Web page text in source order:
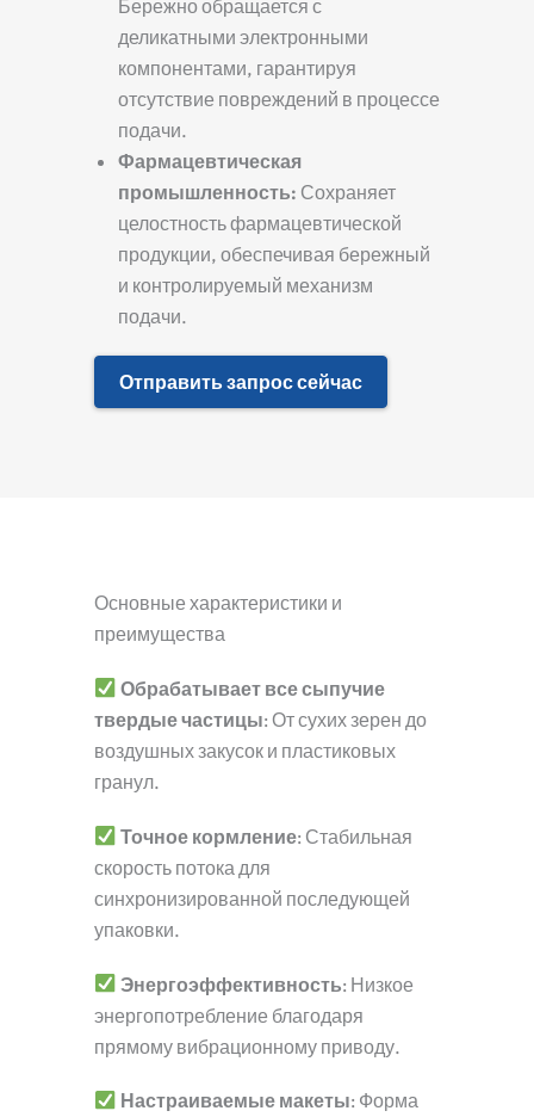
Бережно обращается с
деликатными электронными
компонентами, гарантируя
отсутствие повреждений в процессе
подачи.
Фармацевтическая
промышленность: Сохраняет
целостность фармацевтической
продукции, обеспечивая бережный
и контролируемый механизм
подачи.
Отправить запрос сейчас
Основные характеристики и
преимущества
Обрабатывает все сыпучие
твердые частицы: От сухих зерен до
воздушных закусок и пластиковых
гранул.
Точное кормление: Стабильная
скорость потока для
синхронизированной последующей
упаковки.
Энергоэффективность: Низкое
энергопотребление благодаря
прямому вибрационному приводу.
Настраиваемые макеты: Форма